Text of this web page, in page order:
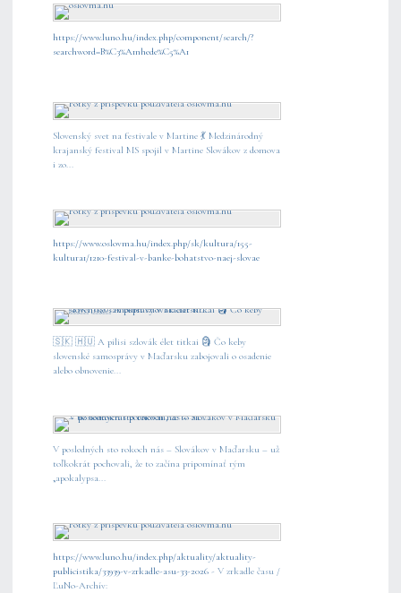
https://www.luno.hu/index.php/component/search/?
searchword=B%C3%A1nhede%C5%A1
Slovenský svet na festivale v Martine 💃 Medzinárodný
krajanský festival MS spojil v Martine Slovákov z domova
i zo...
https://www.oslovma.hu/index.php/sk/kultura/155-
kultura1/1210-festival-v-banke-bohatstvo-naej-slovae
🇸🇰 🇭🇺 A pilisi szlovák élet titkai 🗿 Čo keby
slovenské samosprávy v Maďarsku zabojovali o osadenie
alebo obnovenie...
V posledných sto rokoch nás – Slovákov v Maďarsku – už
toľkokrát pochovali, že to začína pripomínať rým
„apokalypsa...
https://www.luno.hu/index.php/aktuality/aktuality-
publicistika/33939-v-zrkadle-asu-33-2026 - V zrkadle času /
ĽuNo-Archív: